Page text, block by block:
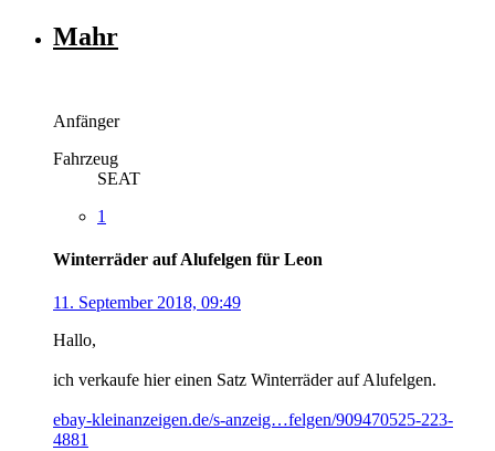
Mahr
Anfänger
Fahrzeug
SEAT
1
Winterräder auf Alufelgen für Leon
11. September 2018, 09:49
Hallo,
ich verkaufe hier einen Satz Winterräder auf Alufelgen.
ebay-kleinanzeigen.de/s-anzeig…felgen/909470525-223-
4881